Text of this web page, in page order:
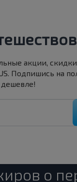
акции,
Подпишись на
о